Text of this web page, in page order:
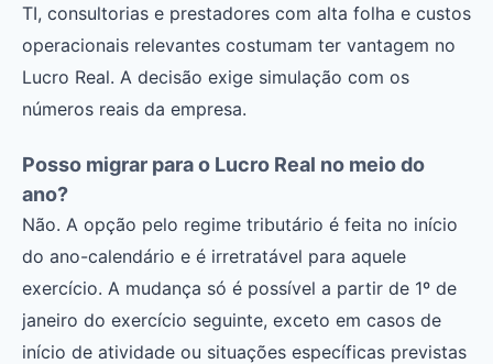
TI, consultorias e prestadores com alta folha e custos
operacionais relevantes costumam ter vantagem no
Lucro Real. A decisão exige simulação com os
números reais da empresa.
Posso migrar para o Lucro Real no meio do
ano?
Não. A opção pelo regime tributário é feita no início
do ano-calendário e é irretratável para aquele
exercício. A mudança só é possível a partir de 1º de
janeiro do exercício seguinte, exceto em casos de
início de atividade ou situações específicas previstas